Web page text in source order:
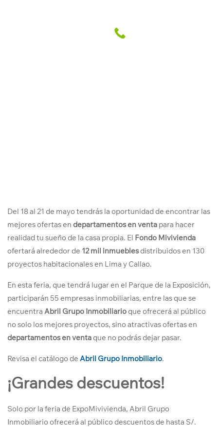
Del 18 al 21 de mayo tendrás la oportunidad de encontrar las
mejores ofertas en departamentos en venta para hacer
realidad tu sueño de la casa propia. El Fondo Mivivienda
ofertará alrededor de 12 mil inmueblesdistribuidos en 130
proyectos habitacionales en Lima y Callao.
En esta feria, que tendrá lugar en el Parque de la Exposición,
participarán 55 empresas inmobiliarias, entre las que se
encuentra Abril Grupo Inmobiliario que ofrecerá al público
no solo los mejores proyectos, sino atractivas ofertas en
departamentos en venta que no podrás dejar pasar.
Revisa el catálogo de Abril Grupo Inmobiliario.
¡Grandes descuentos!
Solo por la feria de ExpoMivivienda, Abril Grupo
Inmobiliario ofrecerá al público descuentos de hasta S/.